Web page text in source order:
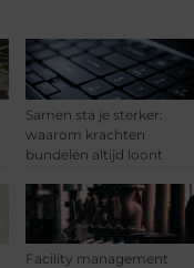
Samen sta je sterker:
waarom krachten
bundelen altijd loont
Facility management